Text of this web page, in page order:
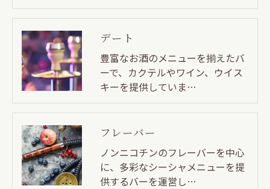
デート
豊富なお酒のメニューを揃えたバ
ーで、カクテルやワイン、ウイス
キーを提供していま…
フレーバー
ノンニコチンのフレーバーを中心
に、多彩なシーシャメニューを提
供するバーを運営し…